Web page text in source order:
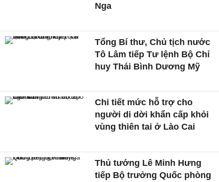
Nga
Tổng Bí thư, Chủ tịch nước
Tô Lâm tiếp Tư lệnh Bộ Chỉ
huy Thái Bình Dương Mỹ
Chi tiết mức hỗ trợ cho
người di dời khẩn cấp khỏi
vùng thiên tai ở Lào Cai
Thủ tướng Lê Minh Hưng
tiếp Bộ trưởng Quốc phòng